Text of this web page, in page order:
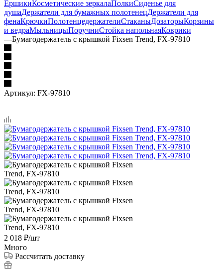
ЁршикиКосметические зеркалаПолкиСиденье для
душаДержатели для бумажных полотенецДержатели для
фенаКрючкиПолотенцедержателиСтаканыДозаторыКорзины
и ведраМыльницыПоручниСтойка напольнаяКоврики
—Бумагодержатель с крышкой Fixsen Trend, FX-97810
Артикул: FX-97810
2 018 ₽/шт
Много
Рассчитать доставку